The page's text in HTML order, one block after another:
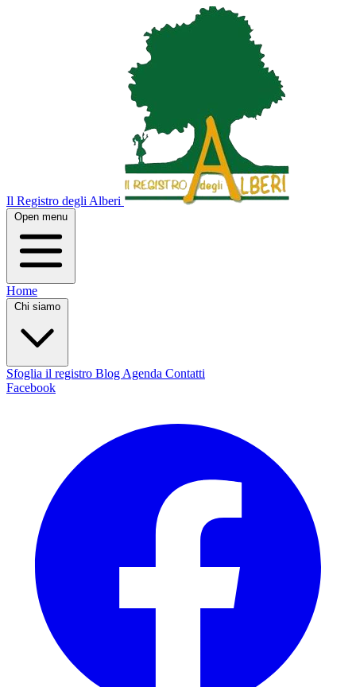
Il Registro degli Alberi
Open menu
Home
Chi siamo
Sfoglia il registro Blog Agenda Contatti
Facebook